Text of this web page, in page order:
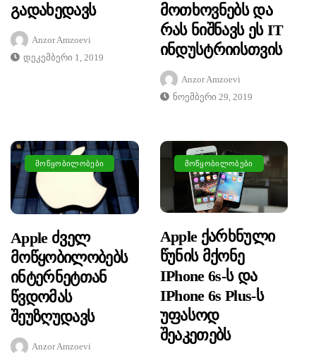
Გადახედავს
Anzor Amzoevi
Დეკემბერი 1, 2019
Მოთხოვნებს Და
Რას Ნიშნავს Ეს IT
Ინდუსტრიისთვის
Anzor Amzoevi
Ნოემბერი 29, 2019
ᲛᲝᲬᲧᲝᲑᲘᲚᲝᲑᲔᲑᲘ
Apple Ძველ
Მოწყობილობებს
Ინტერნეტთან
Წვდომას
Შეუზღუდავს
Anzor Amzoevi
ᲛᲝᲬᲧᲝᲑᲘᲚᲝᲑᲔᲑᲘ
Apple Ქარხნული
Წუნის Მქონე
IPhone 6s-Ს Და
IPhone 6s Plus-Ს
Უფასოდ
Შეაკეთებს